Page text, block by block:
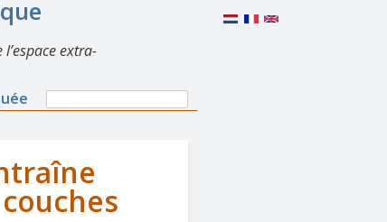
extra-
Search
Search